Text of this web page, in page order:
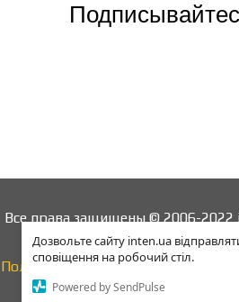
Дозвольте сайту inten.ua
сповіщення на робочий стіл.
Powered by SendPulse
Все права защищены © 2006-2022
Поддержка:info@inten.uatel:
Политика конфиденциальности